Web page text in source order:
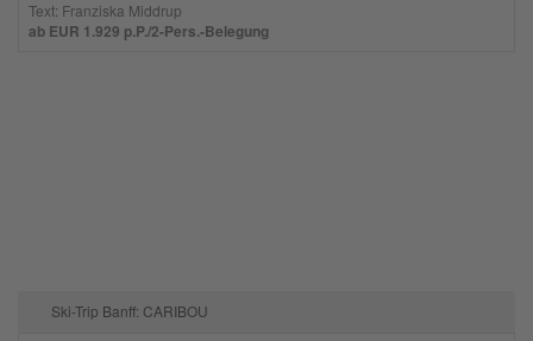
Text: Franziska Middrup
ab EUR 1.929 p.P./2-Pers.-Belegung
Ski-Trip Banff: CARIBOU